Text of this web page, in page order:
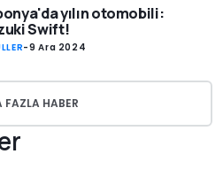
yılın otomobili:
Swift!
-9 Ara 2024
FAZLA HABER